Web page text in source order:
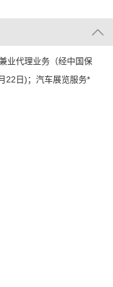
业代理业务（经中国保
22日)；汽车展览服务*